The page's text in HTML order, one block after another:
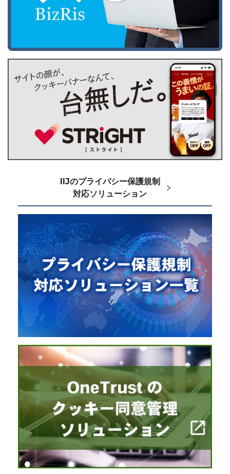
IIJのプライバシー保護規制
対応ソリューション